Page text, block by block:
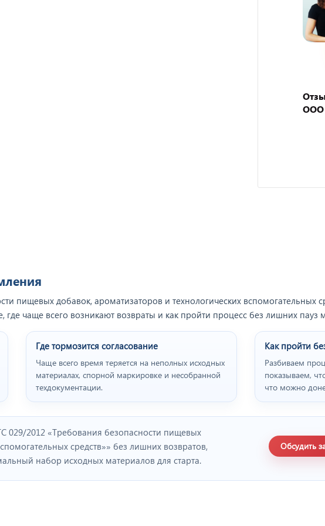
ООО
пищевых добавок, ароматизаторов и технологических вспомогательных
где чаще всего возникают возвраты и как пройти процесс без лишних пауз
Где тормозится согласование
Чаще всего время теряется на неполных исходных
материалах, спорной маркировке и несобранной
техдокументации.
Как пройти
Разбиваем
показываем,
что можно
029/2012 «Требования безопасности пищевых
средств»» без лишних возвратов,
набор исходных материалов для старта.
Обсудить